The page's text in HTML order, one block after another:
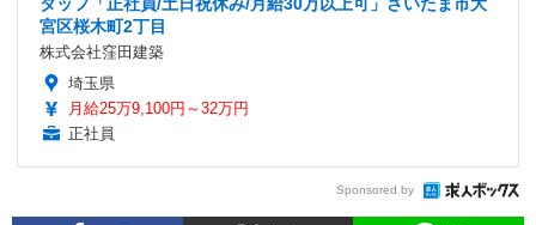
宮区桜木町2丁目
株式会社窪田建築
埼玉県
月給25万9,100円～32万円
正社員
Sponsored by